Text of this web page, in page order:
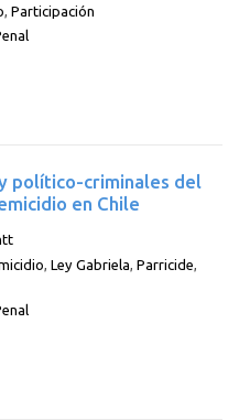
,Participación
político-criminales del
en Chile
,Ley Gabriela ,Parricide